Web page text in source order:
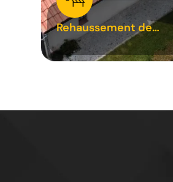
Rehaussement de
toiture 31